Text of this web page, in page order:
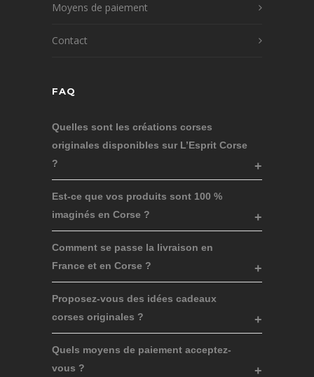
Moyens de paiement
Contact
FAQ
Quelles sont les créations corses
originales disponibles sur L’Esprit Corse
?
Est-ce que vos produits sont 100 %
imaginés en Corse ?
Comment se passe la livraison en
France et en Corse ?
Proposez-vous des idées cadeaux
corses originales ?
Quels moyens de paiement acceptez-
vous ?